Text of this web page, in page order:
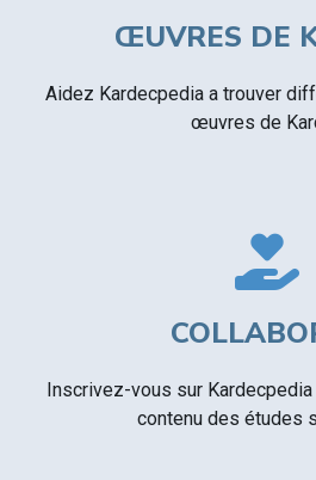
ŒUVRES DE
Aidez Kardecpedia a trouver
œuvres de
Inscrivez-vous sur
contenu des études